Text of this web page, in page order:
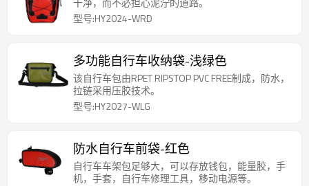
型号:HY2024-WRD
多功能自行车收纳袋-浅绿色
该自行车包由RPET RIPSTOP PVC FREE制成，防水，
拉链采用压胶技术。
型号:HY2027-WLG
防水自行车前袋-红色
自行车车架包足够大，可以存放钱包，能量胶，手
机，手套，自行车修理工具，移动电源等。